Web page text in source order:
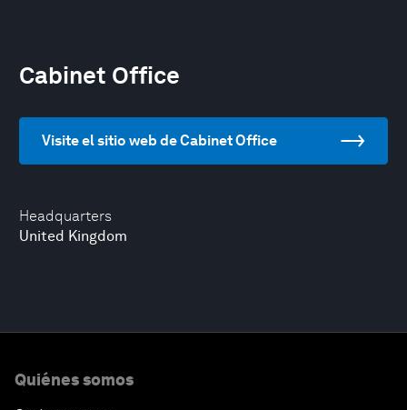
Headquarters
United Kingdom
Cabinet Office
Visite el sitio web de Cabinet Office
Quiénes somos